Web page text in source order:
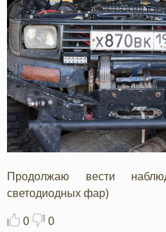
Продолжаю вести
светодиодных фар)
0 0